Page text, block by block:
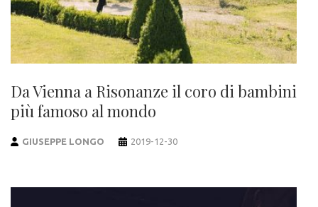
Da Vienna a Risonanze il coro di bambini
più famoso al mondo
GIUSEPPE LONGO 2019-12-30